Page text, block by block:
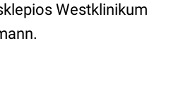
Westklinikum